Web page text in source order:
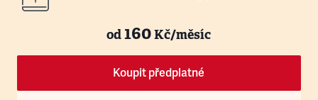
od160Kč/měsíc
Koupit předplatné